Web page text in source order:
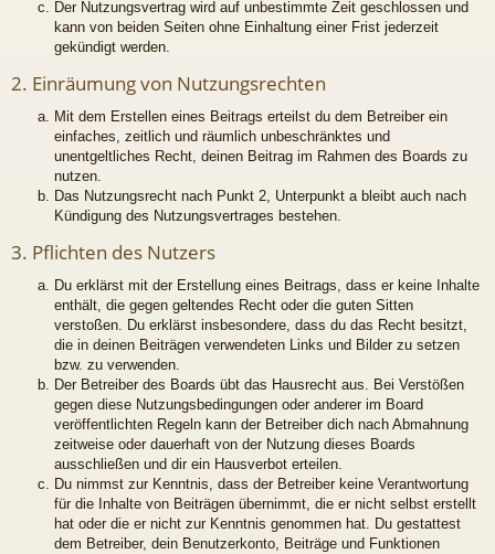
Der Nutzungsvertrag wird auf unbestimmte Zeit geschlossen und
kann von beiden Seiten ohne Einhaltung einer Frist jederzeit
gekündigt werden.
2. Einräumung von Nutzungsrechten
Mit dem Erstellen eines Beitrags erteilst du dem Betreiber ein
einfaches, zeitlich und räumlich unbeschränktes und
unentgeltliches Recht, deinen Beitrag im Rahmen des Boards zu
nutzen.
Das Nutzungsrecht nach Punkt 2, Unterpunkt a bleibt auch nach
Kündigung des Nutzungsvertrages bestehen.
3. Pflichten des Nutzers
Du erklärst mit der Erstellung eines Beitrags, dass er keine Inhalte
enthält, die gegen geltendes Recht oder die guten Sitten
verstoßen. Du erklärst insbesondere, dass du das Recht besitzt,
die in deinen Beiträgen verwendeten Links und Bilder zu setzen
bzw. zu verwenden.
Der Betreiber des Boards übt das Hausrecht aus. Bei Verstößen
gegen diese Nutzungsbedingungen oder anderer im Board
veröffentlichten Regeln kann der Betreiber dich nach Abmahnung
zeitweise oder dauerhaft von der Nutzung dieses Boards
ausschließen und dir ein Hausverbot erteilen.
Du nimmst zur Kenntnis, dass der Betreiber keine Verantwortung
für die Inhalte von Beiträgen übernimmt, die er nicht selbst erstellt
hat oder die er nicht zur Kenntnis genommen hat. Du gestattest
dem Betreiber, dein Benutzerkonto, Beiträge und Funktionen